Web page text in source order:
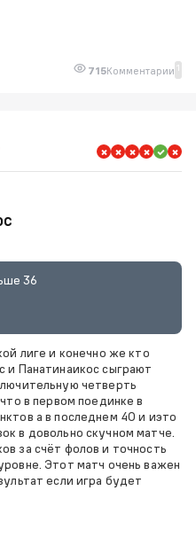
715Комментарии 1
36
лиге и конечно же кто
и Панатинаикос сыграют
четверть
в первом поединке в
а в последнем 40 и иэто
в довольно скучном матче.
за счёт фолов и точность
Этот матч очень важен
если игра будет